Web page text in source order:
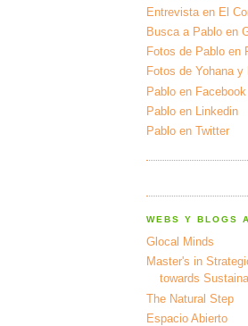
Entrevista en El
Busca a Pablo en
Fotos de Pablo en
Fotos de Yohana y
Pablo en Facebook
Pablo en Linkedin
Pablo en Twitter
WEBS Y BLOGS
Glocal Minds
Master's in
towards
The Natural Step
Espacio Abierto